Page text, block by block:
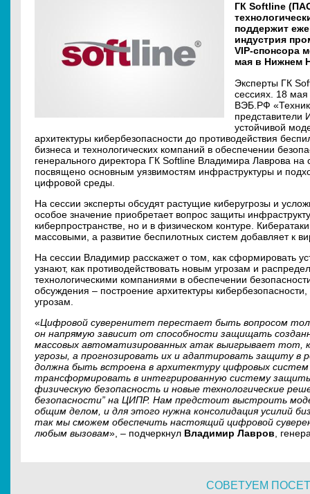
ГК Softline
поддержит
индустрия
VIP-спонсора
мая в Нижнем
Эксперты ГК
сессиях. 18
ВЭБ.РФ
представители
устойчивой
архитектуры кибербезопасности до противодействия
бизнеса и технологических компаний в обеспечении
генерального директора ГК Softline Владимира Лаврова на
посвящено основным уязвимостям инфраструктуры и
цифровой среды.
На сессии эксперты обсудят растущие киберугрозы и
особое значение приобретает вопрос защиты
киберпространстве, но и в физическом контуре.
массовыми, а развитие беспилотных систем добавляет к
На сессии Владимир расскажет о том, как сформировать
узнают, как противодействовать новым угрозам и
технологическими компаниями в обеспечении
обсуждения – построение архитектуры
угрозам.
«Цифровой суверенитет перестает быть вопросом
он напрямую зависит от способности защищать
массовых автоматизированных атак выигрывает тот,
угрозы, а прогнозировать их и адаптировать защиту в
должна быть встроена в архитектуру цифровых
трансформировать в интегрированную систему
физическую безопасность и новые технологические
безопасности” на ЦИПР. Нам предстоит выстроить
общим делом, и для этого нужна консолидация усилий
так мы сможем обеспечить настоящий цифровой
любым вызовам», – подчеркнул Владимир Лавров ,
СОВЕТУЕМ